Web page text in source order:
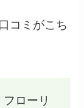
コミがこち
ローリ